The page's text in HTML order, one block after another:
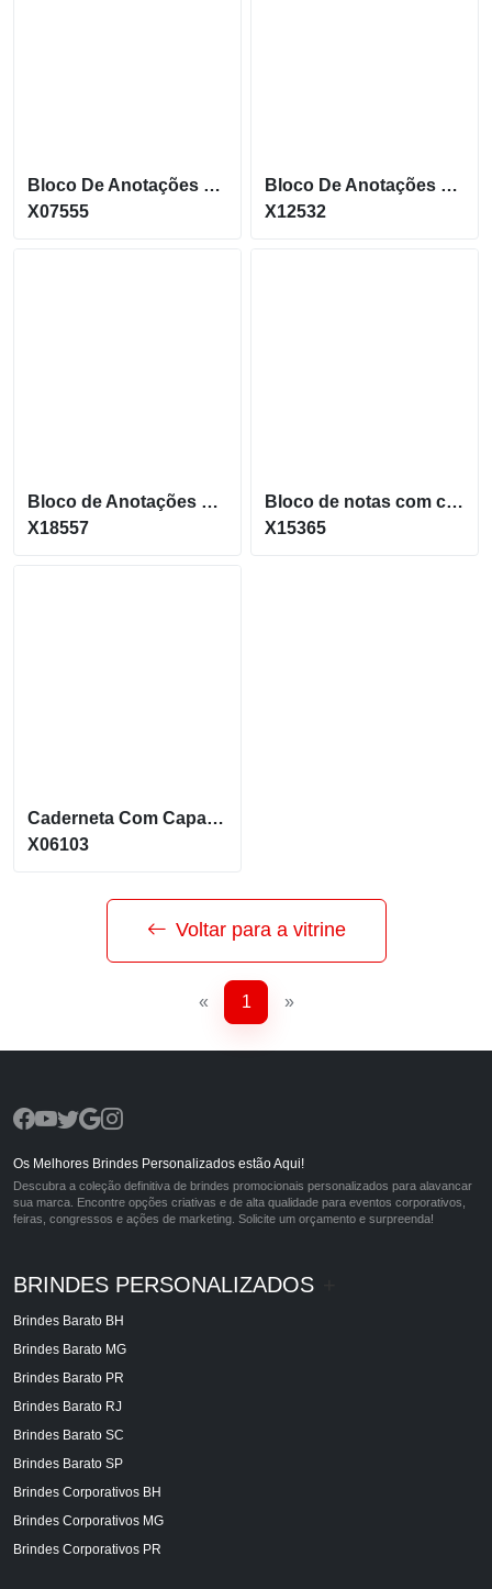
Bloco De Anotações Com Porta Caneta E Autoadesivos Personalizado
X07555
Bloco De Anotações Personalizado
X12532
Bloco de Anotações Plástico com Auto Adesivos X18557
X18557
Bloco de notas com capa dura em papelão com caneta X15365
X15365
Caderneta Com Capa Estilo Bambu Suporte Celular X06103
X06103
Voltar para a vitrine
« 1 »
Os Melhores Brindes Personalizados estão Aqui!
Descubra a coleção definitiva de brindes promocionais personalizados para alavancar
sua marca. Encontre opções criativas e de alta qualidade para eventos corporativos,
feiras, congressos e ações de marketing. Solicite um orçamento e surpreenda!
BRINDES PERSONALIZADOS
Brindes Barato BH
Brindes Barato MG
Brindes Barato PR
Brindes Barato RJ
Brindes Barato SC
Brindes Barato SP
Brindes Corporativos BH
Brindes Corporativos MG
Brindes Corporativos PR